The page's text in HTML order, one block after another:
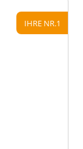
IHRE NR.1